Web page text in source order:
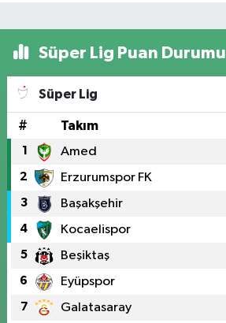
Süper Lig Puan Durumu
Süper Lig
# Takım
1 Amed
2 Erzurumspor FK
3 Başakşehir
4 Kocaelispor
5 Beşiktaş
6 Eyüpspor
7 Galatasaray